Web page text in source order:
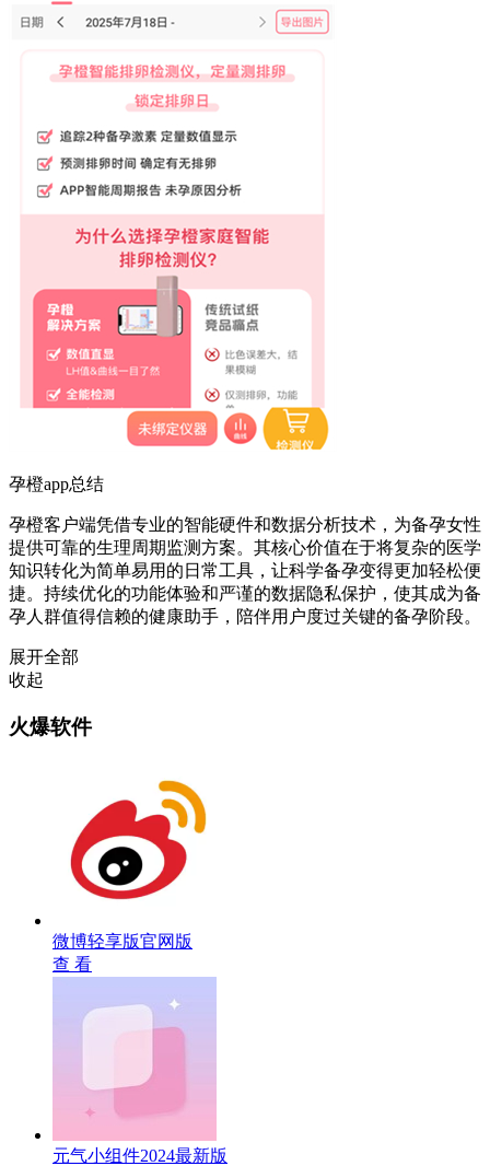
孕橙app总结
孕橙客户端凭借专业的智能硬件和数据分析技术，为备孕女性
提供可靠的生理周期监测方案。其核心价值在于将复杂的医学
知识转化为简单易用的日常工具，让科学备孕变得更加轻松便
捷。持续优化的功能体验和严谨的数据隐私保护，使其成为备
孕人群值得信赖的健康助手，陪伴用户度过关键的备孕阶段。
展开全部
收起
火爆软件
微博轻享版官网版
查 看
元气小组件2024最新版